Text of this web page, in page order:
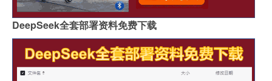
DeepSeek全套部署资料免费下载